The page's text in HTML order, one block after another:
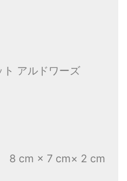
アルドワーズ
8 cm × 7 cm× 2 cm